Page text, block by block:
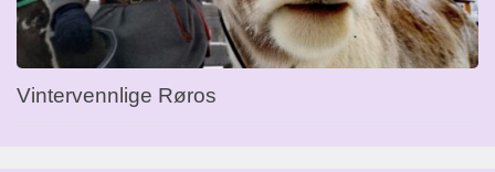
Vintervennlige Røros